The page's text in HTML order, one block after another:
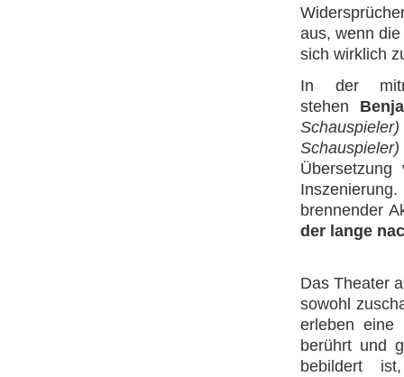
aus, wenn
sich wirklich
In der
stehen
Schauspieler)
Schauspieler)
brennender
der lange
Das Theater
sowohl
erleben eine
berührt und
bebildert